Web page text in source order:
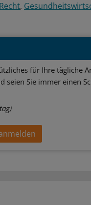
Recht
für Ihre tägliche
seien Sie immer einen